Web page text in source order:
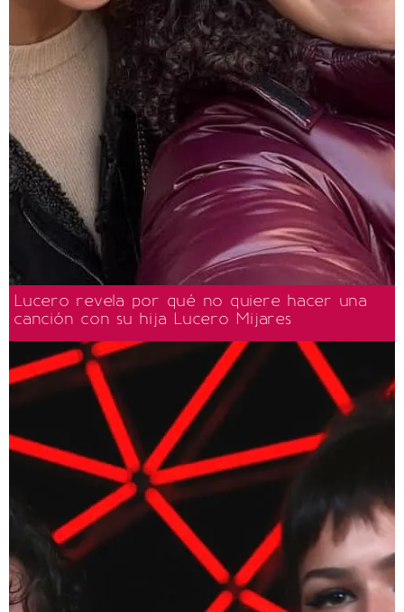
Lucero revela por qué no quiere hacer una
canción con su hija Lucero Mijares